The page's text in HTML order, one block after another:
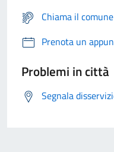
Chiama il
Prenota un
Problemi in città
Segnala